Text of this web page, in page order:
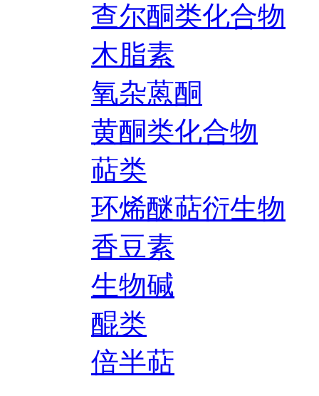
查尔酮类化合物
木脂素
氧杂蒽酮
黄酮类化合物
萜类
环烯醚萜衍生物
香豆素
生物碱
醌类
倍半萜